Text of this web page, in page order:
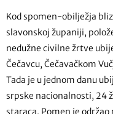
Kod spomen-obilježja
slavonskoj županiji,
nedužne civilne žrtve
Čečavcu, Čečavačkom
Tada je u jednom danu
srpske nacionalnosti, 24
staraca. Pomen je